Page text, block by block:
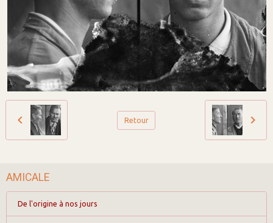
Retour
AMICALE
De l'origine à nos jours